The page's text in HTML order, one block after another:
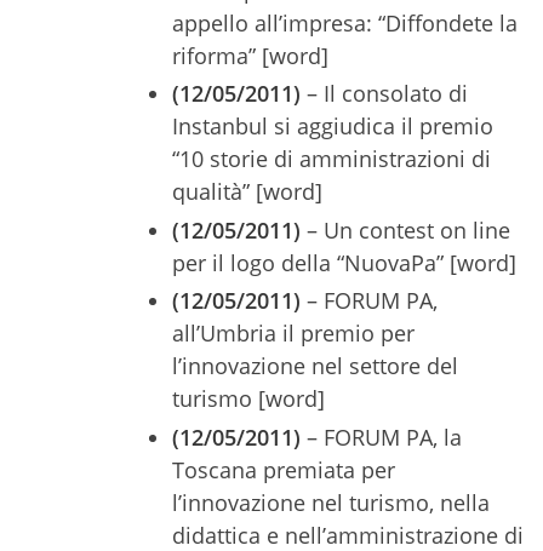
appello all’impresa: “Diffondete la
riforma” [word]
(12/05/2011) – Il consolato di
Instanbul si aggiudica il premio
“10 storie di amministrazioni di
qualità” [word]
(12/05/2011) – Un contest on line
per il logo della “NuovaPa” [word]
(12/05/2011) – FORUM PA,
all’Umbria il premio per
l’innovazione nel settore del
turismo [word]
(12/05/2011) – FORUM PA, la
Toscana premiata per
l’innovazione nel turismo, nella
didattica e nell’amministrazione di